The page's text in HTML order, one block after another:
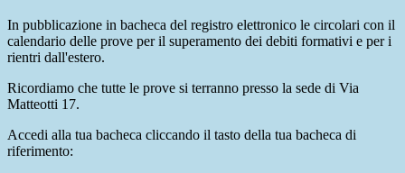
In pubblicazione in bacheca del registro elettronico le circolari con il
calendario delle prove per il superamento dei debiti formativi e per i
rientri dall'estero.
Ricordiamo che tutte le prove si terranno presso la sede di Via
Matteotti 17.
Accedi alla tua bacheca cliccando il tasto della tua bacheca di
riferimento: